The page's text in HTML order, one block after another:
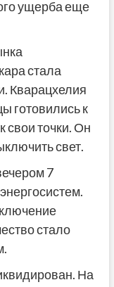
ущерба еще
стала
Кварацхелия
готовились к
свои точки. Он
свет.
7
стало
На